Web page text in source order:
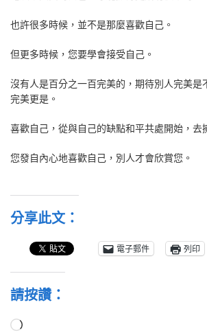
也許很多時候，並不是那麼喜歡自己。
但更多時候，您要學會接受自己。
沒有人是百分之一百完美的，期待別人完美是
完美更是。
喜歡自己，從與自己的缺點和平共處開始，去
您發自內心地喜歡自己，別人才會欣賞您。
分享此文：
電子郵件 列印
請按讚：
正